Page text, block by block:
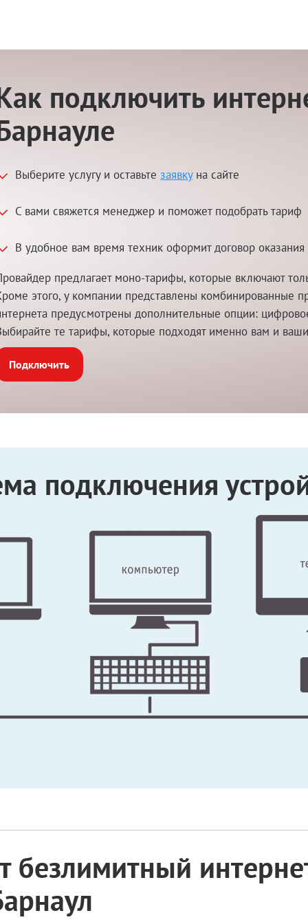
подключить
Выберите услугу и оставьтезаявкуна сайте
С вами свяжется менеджер и поможет подобрать тариф
В удобное вам время техник оформит договор оказания
предлагает моно-тарифы, которые включают
этого, у компании представлены комбинированные
предусмотрены дополнительные опции:
те тарифы, которые подходят именно вам и
Подключить
подключения